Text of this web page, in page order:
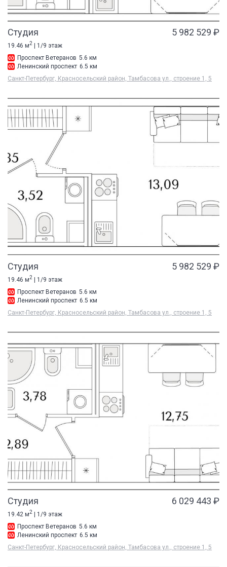
Студия 5 982 529 ₽
19.46 м2 | 1/9 этаж
Проспект Ветеранов 5.6 км
Ленинский проспект 6.5 км
Санкт-Петербург, Красносельский район, Тамбасова ул., строение 1, 5
Студия 5 982 529 ₽
19.46 м2
| 1/9 этаж
Проспект Ветеранов 5.6 км
Ленинский проспект 6.5 км
Санкт-Петербург, Красносельский район, Тамбасова ул., строение 1, 5
Студия 6 029 443 ₽
19.42 м2 | 1/9 этаж
Проспект Ветеранов 5.6 км
Ленинский проспект 6.5 км
Санкт-Петербург, Красносельский район, Тамбасова ул., строение 1, 5